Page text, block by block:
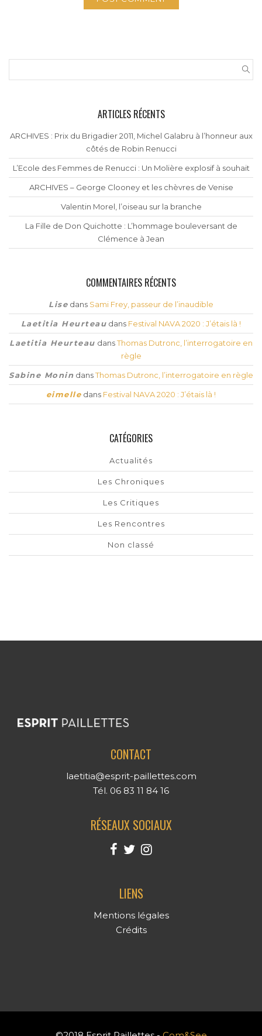
ARTICLES RÉCENTS
ARCHIVES : Prix du Brigadier 2011, Michel Galabru à l’honneur aux
côtés de Robin Renucci
L’Ecole des Femmes de Renucci : Un Molière explosif à souhait
ARCHIVES – George Clooney et les chèvres de Venise
Valentin Morel, l’oiseau sur la branche
La Fille de Don Quichotte : L’hommage bouleversant de
Clémence à Jean
COMMENTAIRES RÉCENTS
Lise dans Sami Frey, passeur de l’inaudible
Laetitia Heurteau dans Festival NAVA 2020 : J’étais là !
Laetitia Heurteau dansThomas Dutronc, l’interrogatoire en
règle
Sabine Monin dansThomas Dutronc, l’interrogatoire en règle
eimelle dans Festival NAVA 2020 : J’étais là !
CATÉGORIES
Actualités
Les Chroniques
Les Critiques
Les Rencontres
Non classé
CONTACT
laetitia@esprit-paillettes.com
Tél. 06 83 11 84 16
RÉSEAUX SOCIAUX
LIENS
Mentions légales
Crédits